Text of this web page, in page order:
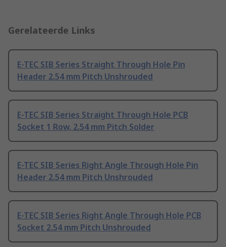
Gerelateerde Links
E-TEC SIB Series Straight Through Hole Pin
Header 2.54 mm Pitch Unshrouded
E-TEC SIB Series Straight Through Hole PCB
Socket 1 Row, 2.54 mm Pitch Solder
E-TEC SIB Series Right Angle Through Hole Pin
Header 2.54 mm Pitch Unshrouded
E-TEC SIB Series Right Angle Through Hole PCB
Socket 2.54 mm Pitch Unshrouded